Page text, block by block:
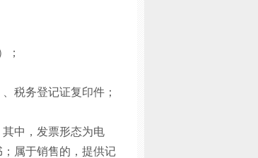
；
税务登记证复印件；
中，发票形态为电
属于销售的，提供记